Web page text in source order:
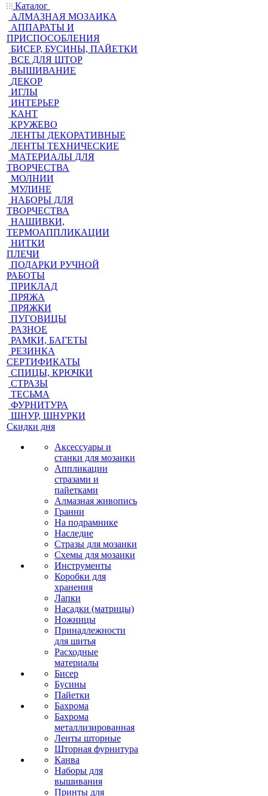
Каталог
АЛМАЗНАЯ МОЗАИКА
АППАРАТЫ И
ПРИСПОСОБЛЕНИЯ
БИСЕР, БУСИНЫ, ПАЙЕТКИ
ВСЕ ДЛЯ ШТОР
ВЫШИВАНИЕ
ДЕКОР
ИГЛЫ
ИНТЕРЬЕР
КАНТ
КРУЖЕВО
ЛЕНТЫ ДЕКОРАТИВНЫЕ
ЛЕНТЫ ТЕХНИЧЕСКИЕ
МАТЕРИАЛЫ ДЛЯ
ТВОРЧЕСТВА
МОЛНИИ
МУЛИНЕ
НАБОРЫ ДЛЯ
ТВОРЧЕСТВА
НАШИВКИ,
ТЕРМОАППЛИКАЦИИ
НИТКИ
ПЛЕЧИ
ПОДАРКИ РУЧНОЙ
РАБОТЫ
ПРИКЛАД
ПРЯЖА
ПРЯЖКИ
ПУГОВИЦЫ
РАЗНОЕ
РАМКИ, БАГЕТЫ
РЕЗИНКА
СЕРТИФИКАТЫ
СПИЦЫ, КРЮЧКИ
СТРАЗЫ
ТЕСЬМА
ФУРНИТУРА
ШНУР, ШНУРКИ
Скидки дня
Аксессуары и
станки для мозаики
Аппликации
стразами и
пайетками
Алмазная живопись
Гранни
На подрамнике
Наследие
Стразы для мозаики
Схемы для мозаики
Инструменты
Коробки для
хранения
Лапки
Насадки (матрицы)
Ножницы
Принадлежности
для шитья
Расходные
материалы
Бисер
Бусины
Пайетки
Бахрома
Бахрома
металлизированная
Ленты шторные
Шторная фурнитура
Канва
Наборы для
вышивания
Принты для